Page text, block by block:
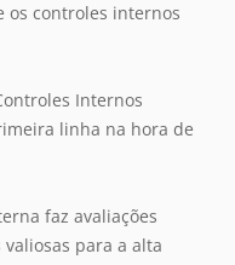
os controles internos
Internos
linha na hora de
faz avaliações
para a alta